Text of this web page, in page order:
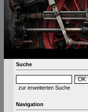
Suche
zur erweiterten Suche
Navigation